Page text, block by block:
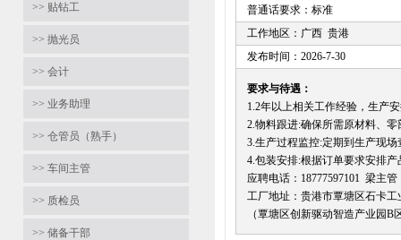
>> 贴钻工
>> 抛光员
>> 会计
>> 业务助理
>> 仓管员（熟手）
>> 车间主管
>> 质检员
>> 储备干部
普通话要求：标准
工作地区：广西 贵港
发布时间：2026-7-30
要求与待遇：
1.2年以上相关工作经验，生产
2.物料跟进:确保所需原材料、
3.生产过程监控:定期到生产现
4.包装安排:根据订单要求安排
应聘电话：18777597101 梁主管
工厂地址：贵港市覃塘区石卡工
（覃塘区创新驱动智造产业园B